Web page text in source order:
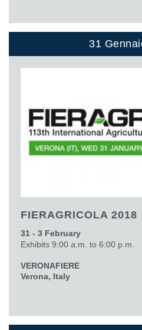
31
FIERAGRICOLA 2018
31 - 3 February
Exhibits 9:00 a.m. to 6:00 p.m.
VERONAFIERE
Verona, Italy